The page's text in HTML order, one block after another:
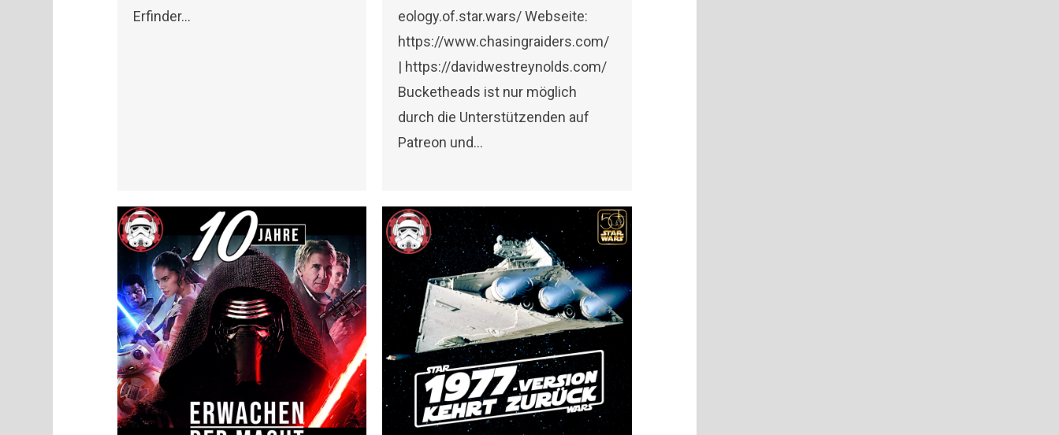
Erfinder…
eology.of.star.wars/ Webseite:
https://www.chasingraiders.com/
| https://davidwestreynolds.com/
Bucketheads ist nur möglich
durch die Unterstützenden auf
Patreon und…